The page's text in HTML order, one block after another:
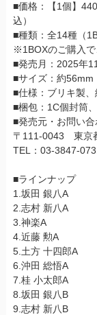
■価格：【1個】
込）
■種類：全14種（
※1BOXのご購入で
■発売月：2025年
■サイズ：約56mm
■仕様：ブリキ製
■梱包：1C個封筒
■発売元・お問い
〒111-0043 東京
TEL：03-3847-
■ラインナップ
1.坂田 銀八A
2.志村 新八A
3.神楽A
4.近藤 勲A
5.土方 十四郎A
6.沖田 総悟A
7.桂 小太郎A
8.坂田 銀八B
9.志村 新八B